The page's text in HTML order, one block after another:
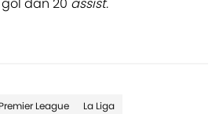
dan 20 assist.
Premier League La Liga